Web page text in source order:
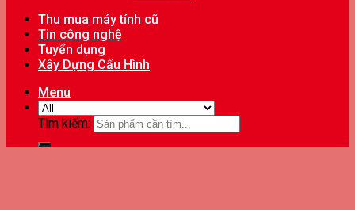
Thu mua máy tính cũ
Tin công nghệ
Tuyển dụng
Xây Dựng Cấu Hình
Menu
Tìm kiếm: